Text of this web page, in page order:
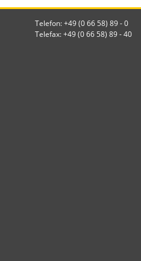
Telefon: +49 (0 66 58) 89 - 0
Telefax: +49 (0 66 58) 89 - 40